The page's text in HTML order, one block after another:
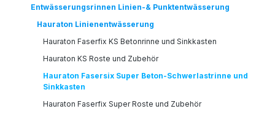
Entwässerungsrinnen Linien-& Punktentwässerung
Hauraton Linienentwässerung
Hauraton Faserfix KS Betonrinne und Sinkkasten
Hauraton KS Roste und Zubehör
Hauraton Fasersix Super Beton-Schwerlastrinne und
Sinkkasten
Hauraton Faserfix Super Roste und Zubehör